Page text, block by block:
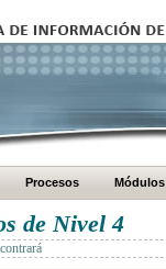
Procesos Módulos
de Nivel 4